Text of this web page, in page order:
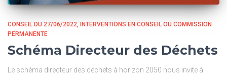
CONSEIL DU 27/06/2022
INTERVENTIONS EN CONSEIL OU COMMISSION
PERMANENTE
Schéma Directeur des Déchets
Le schéma directeur des déchets à horizon 2050 nous invite à